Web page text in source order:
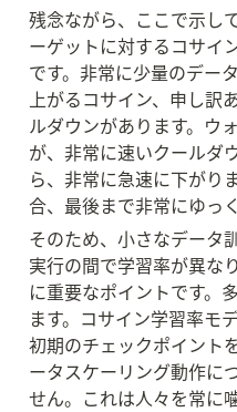
残念ながら、ここで示し
ーゲットに対するコサイ
です。非常に少量のデー
上がるコサイン、申し訳
ルダウンがあります。ウ
が、非常に速いクールダ
ら、非常に急速に下がり
合、最後まで非常にゆっ
そのため、小さなデータ
実行の間で学習率が異な
に重要なポイントです。
ます。コサイン学習率モ
初期のチェックポイント
ータスケーリング動作に
せん。これは人々を常に